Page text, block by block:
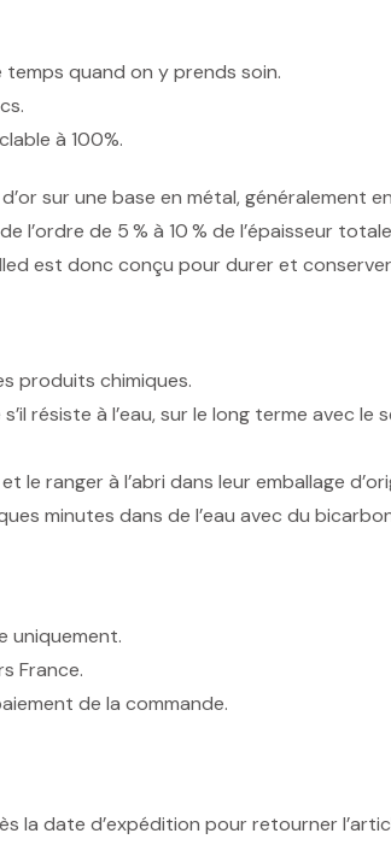
quand on y prends soin.
à 100%.
sur une base en métal, généralement
de 5 % à 10 % de l’épaisseur
est donc conçu pour durer et
produits chimiques.
résiste à l’eau, sur le long terme avec
ranger à l’abri dans leur emballage
minutes dans de l’eau avec du
uniquement.
France.
de la commande.
la date d’expédition pour retourner